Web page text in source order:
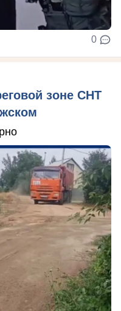
0
зоне СНТ